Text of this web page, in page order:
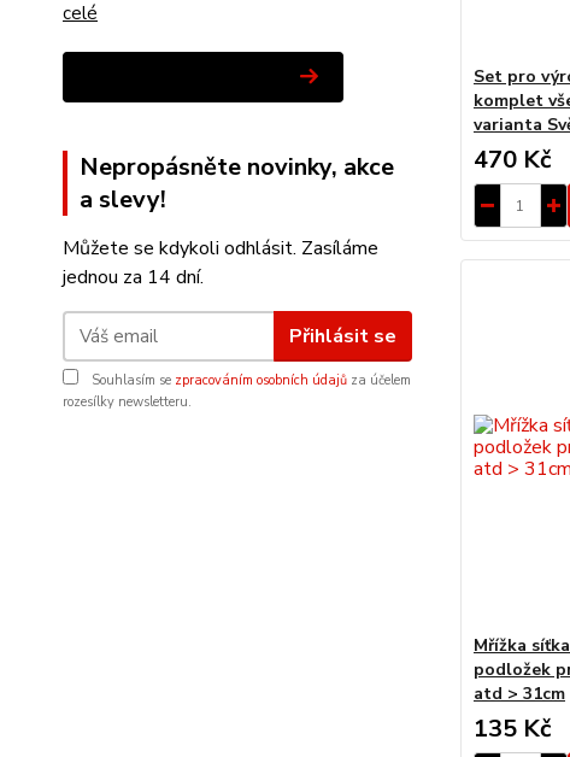
celé
Nepropásněte novinky, akce
a slevy!
Můžete se kdykoli odhlásit. Zasíláme
jednou za 14 dní.
Přihlásit se
Souhlasím se zpracováním osobních údajů za účelem
rozesílky newsletteru.
Set pro
komplet
varianta
470 Kč
Mřížka
podložek
atd > 31cm
135 Kč